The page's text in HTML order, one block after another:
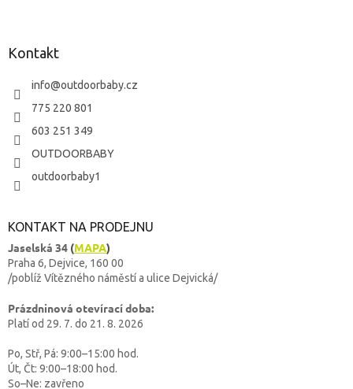
Kontakt
info@outdoorbaby.cz
775 220 801
603 251 349
OUTDOORBABY
outdoorbaby1
KONTAKT NA PRODEJNU
Jaselská 34 (MAPA)
Praha 6, Dejvice, 160 00
/poblíž Vítězného náměstí a ulice Dejvická/
Prázdninová otevírací doba:
Platí od 29. 7. do 21. 8. 2026
Po, Stř, Pá: 9:00–15:00 hod.
Út, Čt: 9:00–18:00 hod.
So–Ne: zavřeno